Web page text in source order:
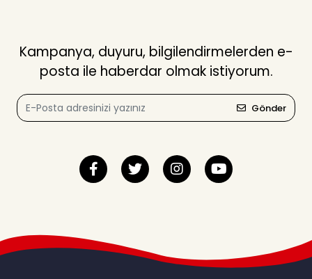
Kampanya, duyuru, bilgilendirmelerden e-
posta ile haberdar olmak istiyorum.
Gönder